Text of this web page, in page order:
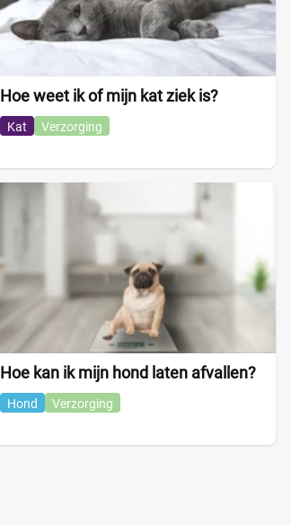
Hoe weet ik of mijn kat ziek is?
Kat Verzorging
Hoe kan ik mijn hond laten afvallen?
Hond Verzorging